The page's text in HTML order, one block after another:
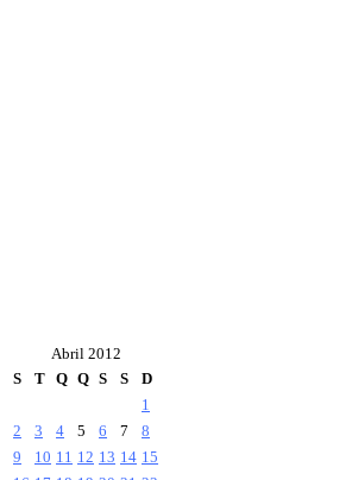
Abril 2012
S
T Q Q S S
D
1
2
3 4 5 6 7
8
9
10 11 12 13 14 15